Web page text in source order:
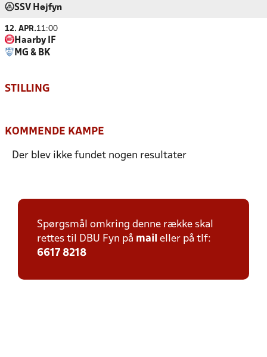
SSV Højfyn
12. APR.11:00
Haarby IF
MG & BK
STILLING
KOMMENDE KAMPE
Der blev ikke fundet nogen resultater
Spørgsmål omkring denne række skal
rettes til DBU Fyn på mail eller på tlf:
6617 8218